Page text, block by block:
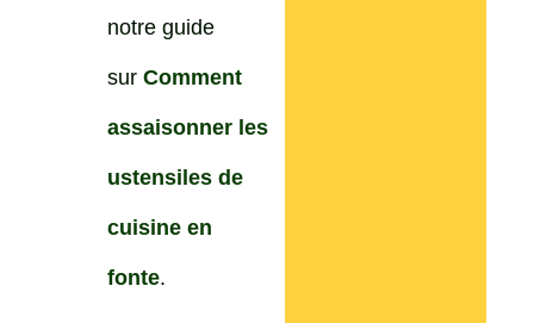
notre guide
sur Comment
assaisonner les
ustensiles de
cuisine en
fonte.